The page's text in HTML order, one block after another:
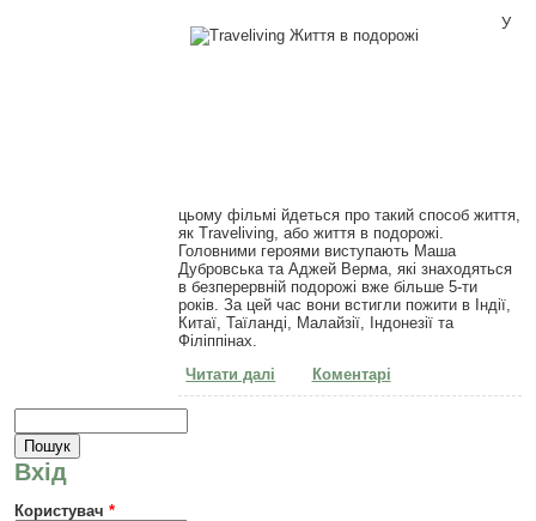
У
цьому фільмі йдеться про такий способ життя,
як Traveliving, або життя в подорожі.
Головними героями виступають Маша
Дубровська та Аджей Верма, які знаходяться
в безперервній подорожі вже більше 5-ти
років. За цей час вони встигли пожити в Індії,
Китаї, Таїланді, Малайзії, Індонезії та
Філіппінах.
Читати далі про Фільм «Traveliving. Життя в
подорожі»
Коментарі
Вхід
Користувач*